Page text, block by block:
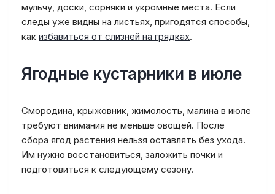
мульчу, доски, сорняки и укромные места. Если
следы уже видны на листьях, пригодятся способы,
как избавиться от слизней на грядках.
Ягодные кустарники в июле
Смородина, крыжовник, жимолость, малина в июле
требуют внимания не меньше овощей. После
сбора ягод растения нельзя оставлять без ухода.
Им нужно восстановиться, заложить почки и
подготовиться к следующему сезону.